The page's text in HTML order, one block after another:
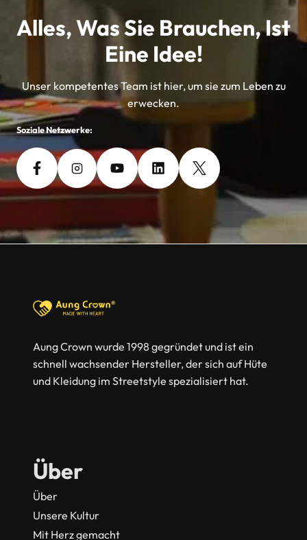
Alles, Was Sie Brauchen, Ist
Eine Idee!
Unser kompetentes Team ist hier, um sie zum Leben zu
erwecken.
Soziale Netzwerke:
Aung Crown wurde 1998 gegründet und ist ein
schnell wachsender Hersteller, der sich auf Hüte
und Kleidung im Streetstyle spezialisiert hat.
Über
Über
Unsere Kultur
Mit Herz gemacht